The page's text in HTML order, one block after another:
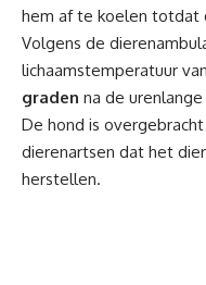
hem af te koelen totdat
Volgens de
lichaamstemperatuur
graden na de
De hond is
dierenartsen dat het
herstellen.